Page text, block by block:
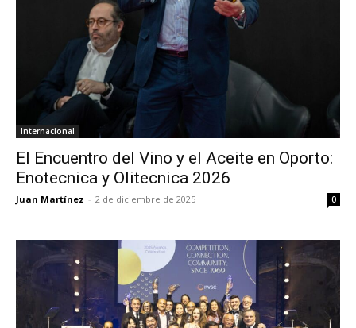
Internacional
El Encuentro del Vino y el Aceite en Oporto:
Enotecnica y Olitecnica 2026
Juan Martínez - 2 de diciembre de 2025 0